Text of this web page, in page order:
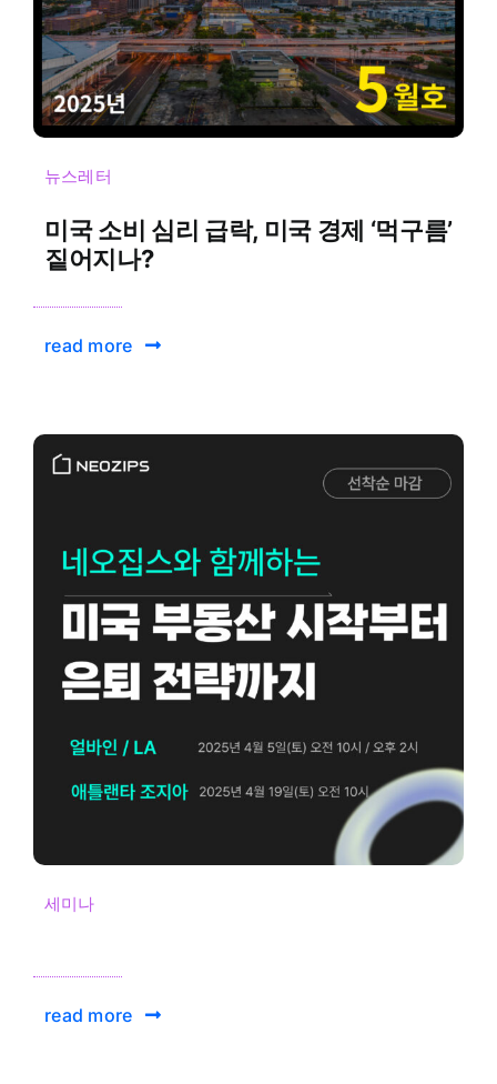
뉴스레터
미국 소비 심리 급락, 미국 경제 ‘먹구름’
짙어지나?
read more
세미나
read more